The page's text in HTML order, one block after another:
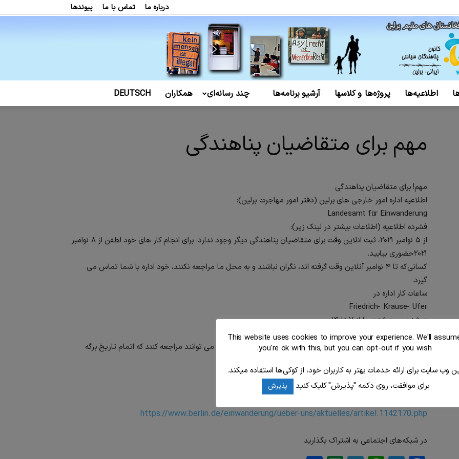
درباره ما تماس با ما پیوندها
سیاسی
برلین
DEUTSCH همکاران چند رسانه‌ای آرشیو برنامه‌ها پروژه‌ها و کلاسها اطلاعیه‌ها
مهم برای متقاضیان پناهندگی
مهم! برای متقاضیان پناهندگی
اطلاعیه اداره امور خارجی های برلین (دفتر امور مهاجرت برلین):
Landesamt für Einwanderung
فشرده اطلاعیه (اطلاعات بیشتر در لینک زیر):
از ۵ نوامبر ۲۰۲۱، ثبت انلاین وقت برای متقاضیان پناهندگی دیگر وجود ندارد. برای انجام کار های خود لطفن از ۸ نوامبر
۲۰۲۱حضوری بياييد.
کسانی‌که تا ۴ نوامبر آنلاین وقت گرفته اند، نگران نباشند و به محل ما مراجعه نکنند، خود اداره با شما تماس می
گیرد.
ساعات کار اداره در
Friedrich- Krause- Ufer
دوشنبه و سه شنبه ها از ۷ تا ۱۴
پنجشنبه ها از ۹ تا ۱۷
توجه: برای کسانی که کار آنها به دوائر A2 تا A4 مربوط می شود، زمانی می توانند مراجعه کنند که اتمام تاریخ برگه
https://www.berlin.de/einwanderung/ueber-uns/aktuelles/artikel.1142170.php
در شبکه‌های اجتماعی به اشتراک بگذارید
This website uses cookies to improve your experience. We'll
you're ok with this, but you can opt-out if you wish.
وب سایت برای ارائه خدمات بهتر به کاربران خود، از کوکی‌ها استفاده میکند.
برای موافقت، روی دکمه "پذیرش" کلیک کنید
پذیرش